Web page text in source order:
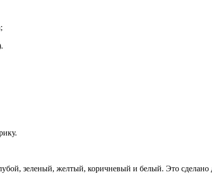
зеленый, желтый, коричневый и белый. Это